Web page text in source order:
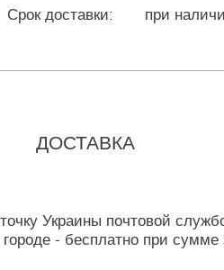
Срок доставки: при
ДОСТАВКА
Украины почтовой
- бесплатно при сумме